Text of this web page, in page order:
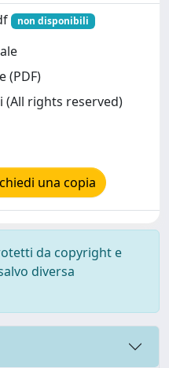
non disponibili
(PDF)
(All rights reserved)
una copia
da copyright e
diversa